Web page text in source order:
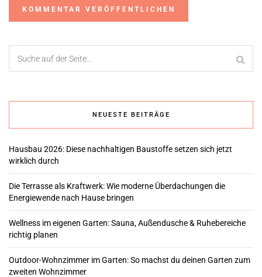
NEUESTE BEITRÄGE
Hausbau 2026: Diese nachhaltigen Baustoffe setzen sich jetzt
wirklich durch
Die Terrasse als Kraftwerk: Wie moderne Überdachungen die
Energiewende nach Hause bringen
Wellness im eigenen Garten: Sauna, Außendusche & Ruhebereiche
richtig planen
Outdoor-Wohnzimmer im Garten: So machst du deinen Garten zum
zweiten Wohnzimmer